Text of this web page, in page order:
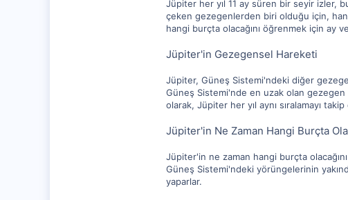
Jüpiter her yıl 11 ay süren bir seyir izler,
çeken gezegenlerden biri olduğu için,
hangi burçta olacağını öğrenmek için ay
Jüpiter'in Gezegensel Hareketi
Jüpiter, Güneş Sistemi'ndeki diğer
Güneş Sistemi'nde en uzak olan
olarak, Jüpiter her yıl aynı sıralamayı
Jüpiter'in Ne Zaman Hangi Burçta
Jüpiter'in ne zaman hangi burçta
Güneş Sistemi'ndeki yörüngelerinin
yaparlar.